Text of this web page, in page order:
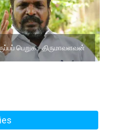
பெறுக... திருமாவளவன்